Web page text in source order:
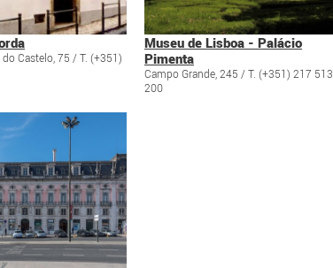
do Castelo, 75 / T. (+351)
Museu de Lisboa - Palácio
Pimenta
Campo Grande, 245 / T. (+351) 217 513
200